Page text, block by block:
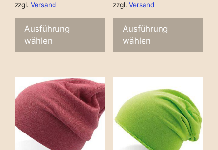
zzgl. Versand
Ausführung
wählen
zzgl. Versand
Ausführung
wählen